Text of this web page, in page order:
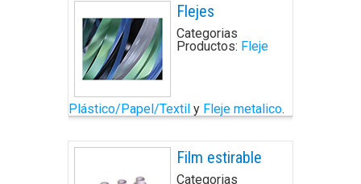
Flejes
Categorias
Productos: Fleje
Plástico/Papel/Textil y Fleje metalico.
Film estirable
Categorias